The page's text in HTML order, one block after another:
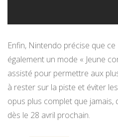
Enfin, Nintendo précise que
également un mode « Jeune
assisté pour permettre aux
à rester sur la piste et éviter
opus plus complet que
dès le 28 avril prochain.